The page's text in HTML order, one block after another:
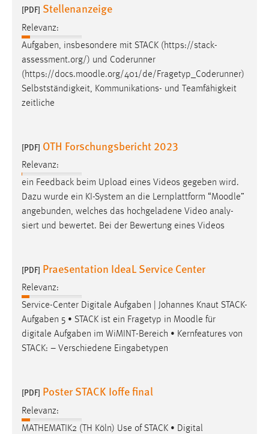
[PDF] Stellenanzeige
Relevanz:
Aufgaben, insbesondere mit STACK (https://stack-
assessment.org/) und Coderunner
(https://docs.moodle.org/401/de/Fragetyp_Coderunner)
Selbstständigkeit, Kommunikations- und Teamfähigkeit
zeitliche
[PDF] OTH Forschungsbericht 2023
Relevanz:
ein Feedback beim Upload eines Videos gegeben wird.
Dazu wurde ein KI-System an die Lernplattform “Moodle”
angebunden, welches das hochgeladene Video analy-
siert und bewertet. Bei der Bewertung eines Videos
[PDF] Praesentation IdeaL Service Center
Relevanz:
Service-Center Digitale Aufgaben | Johannes Knaut STACK-
Aufgaben 5 • STACK ist ein Fragetyp in Moodle für
digitale Aufgaben im WiMINT-Bereich • Kernfeatures von
STACK: – Verschiedene Eingabetypen
[PDF] Poster STACK Ioffe final
Relevanz:
MATHEMATIK2 (TH Köln) Use of STACK • Digital